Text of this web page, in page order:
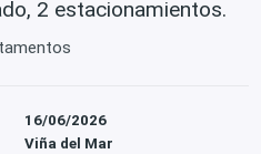
2 estacionamientos.
16/06/2026
Viña del Mar